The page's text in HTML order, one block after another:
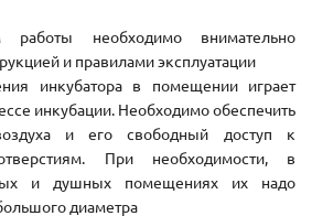
необходимо внимательно
и правилами эксплуатации
инкубатора в помещении играет
инкубации. Необходимо обеспечить
и его свободный доступ к
При необходимости, в
и душных помещениях их надо
диаметра